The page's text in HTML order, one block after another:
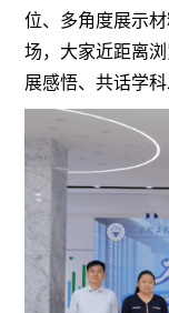
位、多角度展示
场，大家近距离
展感悟、共话学科